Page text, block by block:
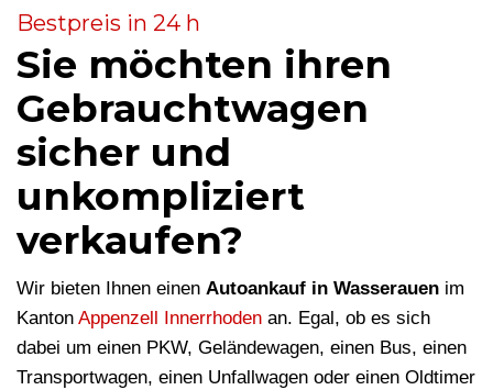
Bestpreis in 24 h
Sie möchten ihren
Gebrauchtwagen
sicher und
unkompliziert
verkaufen?
Wir bieten Ihnen einen Autoankauf in Wasserauen im
Kanton Appenzell Innerrhoden an. Egal, ob es sich
dabei um einen PKW, Geländewagen, einen Bus, einen
Transportwagen, einen Unfallwagen oder einen Oldtimer